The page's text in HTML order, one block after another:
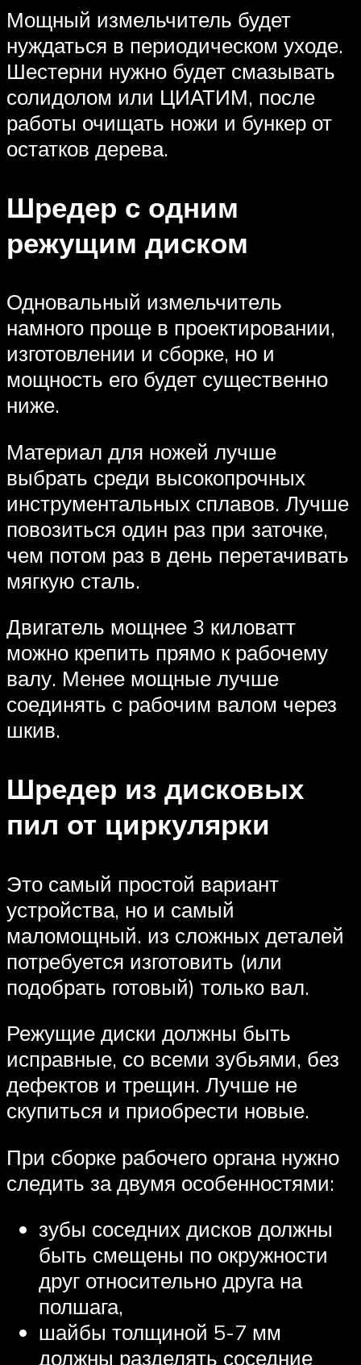
Мощный измельчитель будет
нуждаться в периодическом уходе.
Шестерни нужно будет смазывать
солидолом или ЦИАТИМ, после
работы очищать ножи и бункер от
остатков дерева.
Шредер с одним
режущим диском
Одновальный измельчитель
намного проще в проектировании,
изготовлении и сборке, но и
мощность его будет существенно
ниже.
Материал для ножей лучше
выбрать среди высокопрочных
инструментальных сплавов. Лучше
повозиться один раз при заточке,
чем потом раз в день перетачивать
мягкую сталь.
Двигатель мощнее 3 киловатт
можно крепить прямо к рабочему
валу. Менее мощные лучше
соединять с рабочим валом через
шкив.
Шредер из дисковых
пил от циркулярки
Это самый простой вариант
устройства, но и самый
маломощный. из сложных деталей
потребуется изготовить (или
подобрать готовый) только вал.
Режущие диски должны быть
исправные, со всеми зубьями, без
дефектов и трещин. Лучше не
скупиться и приобрести новые.
При сборке рабочего органа нужно
следить за двумя особенностями:
зубы соседних дисков должны
быть смещены по окружности
друг относительно друга на
полшага,
шайбы толщиной 5-7 мм
должны разделять соседние